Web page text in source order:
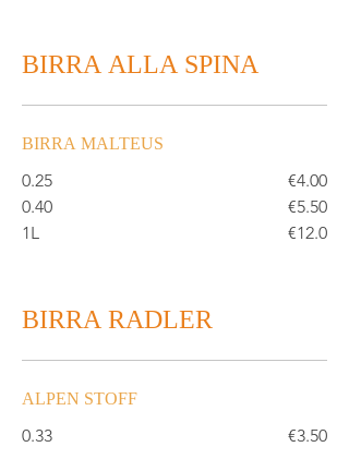
BIRRA ALLA SPINA
BIRRA MALTEUS
0.25
€4.00
0.40
€5.50
1L
€12.0
BIRRA RADLER
ALPEN STOFF
0.33 €3.50